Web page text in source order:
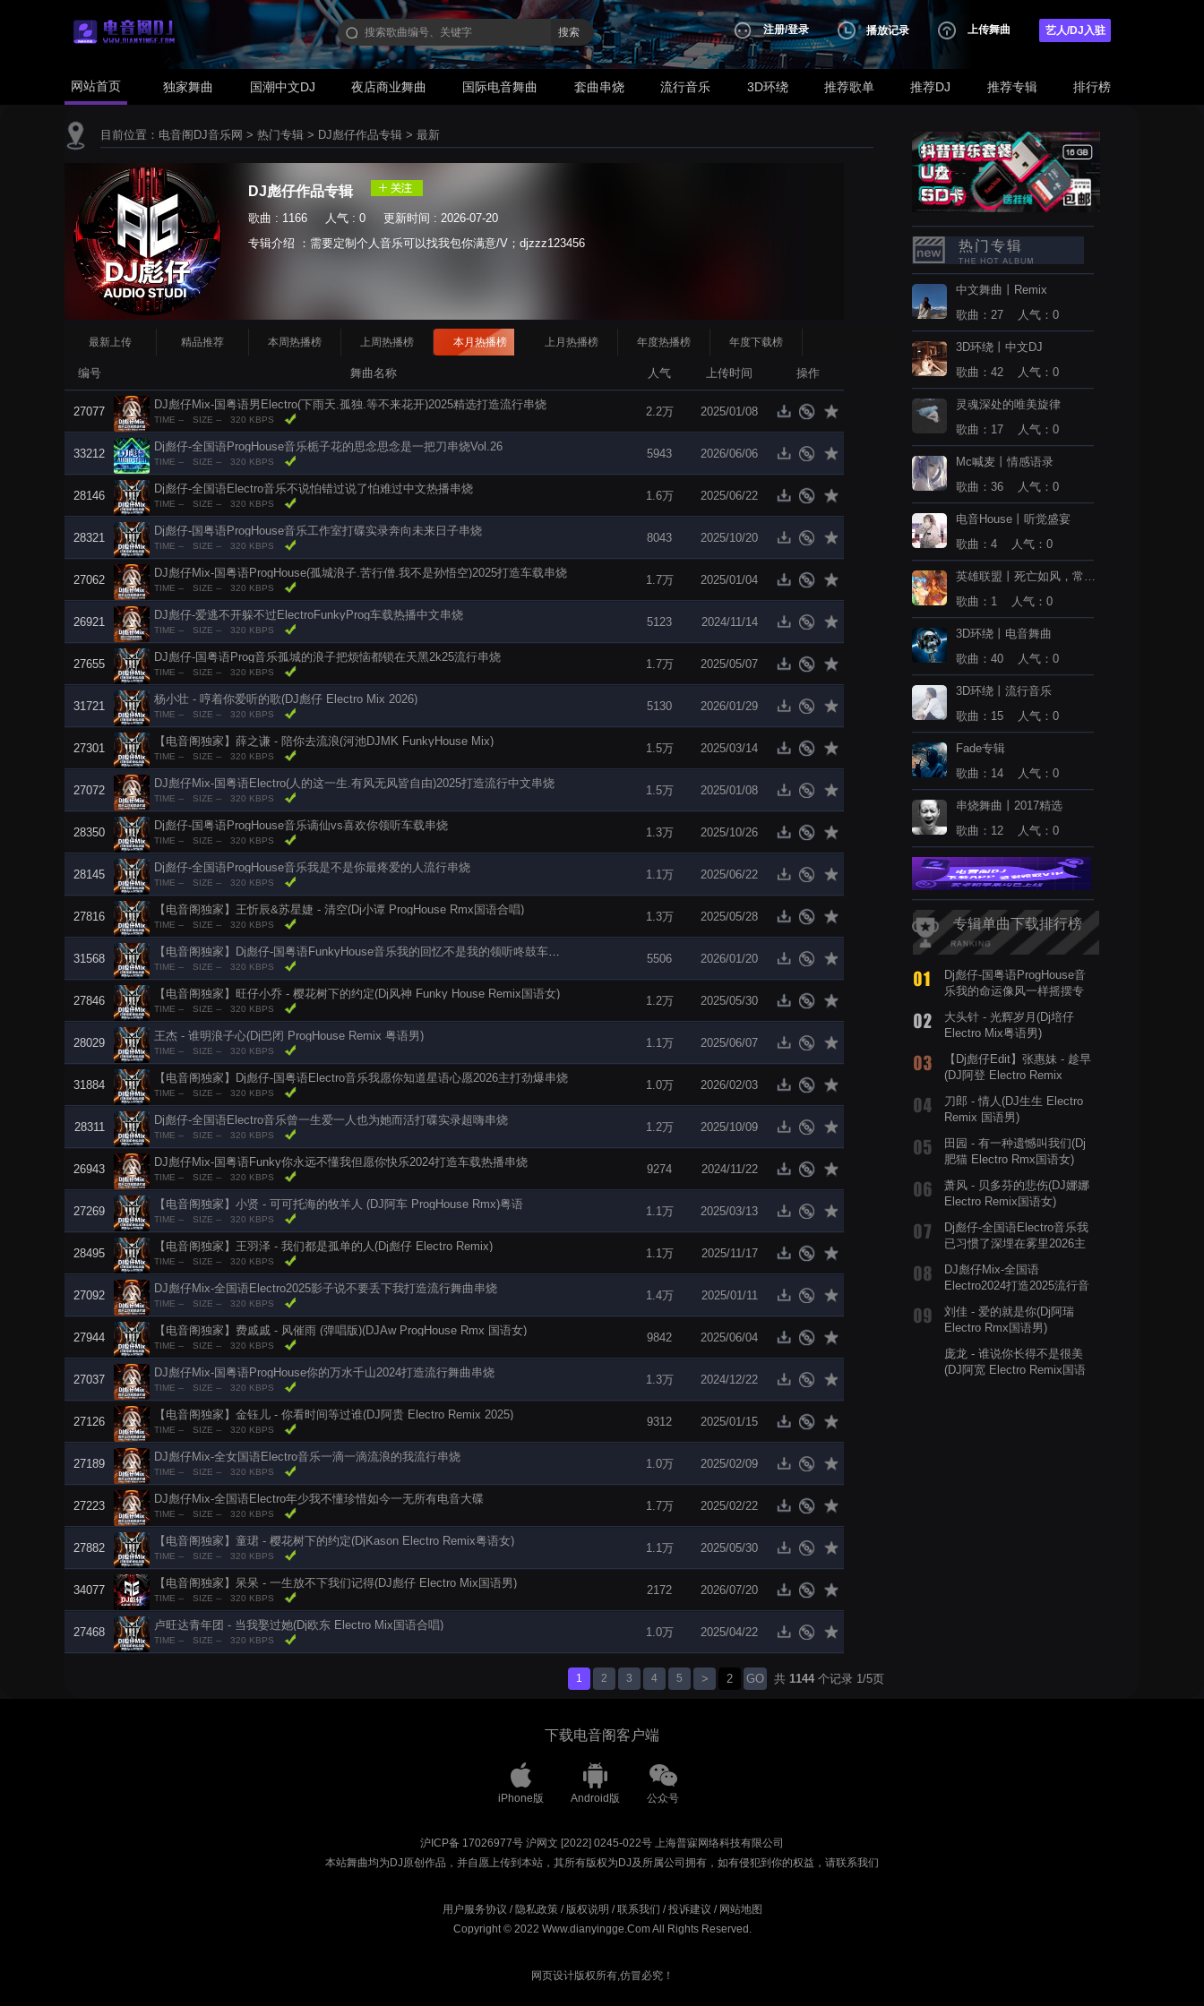
搜索 注册/登录 播放记录 上传舞曲 艺人/DJ入驻
网站首页 独家舞曲 国潮中文DJ 夜店商业舞曲 国际电音舞曲 套曲串烧 流行音乐 3D环绕 推荐歌单 推荐DJ 推荐专辑 排行榜
目前位置： 电音阁DJ音乐网 > 热门专辑 > DJ彪仔作品专辑 > 最新
DJ彪仔作品专辑
歌曲 : 1166 人气 : 0 更新时间 : 2026-07-20
专辑介绍 ：需要定制个人音乐可以找我包你满意/V；djzzz123456
最新上传 精品推荐 本周热播榜 上周热播榜 本月热播榜 上月热播榜 年度热播榜 年度下载榜
编号 舞曲名称 人气 上传时间 操作
27077
DJ彪仔Mix-国粤语男Electro(下雨天.孤独.等不来花开)2025精选打造流行串烧
TIME -- SIZE -- 320 KBPS
2.2万 2025/01/08
33212
Dj彪仔-全国语ProgHouse音乐栀子花的思念思念是一把刀串烧Vol.26
TIME -- SIZE -- 320 KBPS
5943 2026/06/06
28146
Dj彪仔-全国语Electro音乐不说怕错过说了怕难过中文热播串烧
TIME -- SIZE -- 320 KBPS
1.6万 2025/06/22
28321
Dj彪仔-国粤语ProgHouse音乐工作室打碟实录奔向未来日子串烧
TIME -- SIZE -- 320 KBPS
8043 2025/10/20
27062
DJ彪仔Mix-国粤语ProgHouse(孤城浪子.苦行僧.我不是孙悟空)2025打造车载串烧
TIME -- SIZE -- 320 KBPS
1.7万 2025/01/04
26921
DJ彪仔-爱逃不开躲不过ElectroFunkyProg车载热播中文串烧
TIME -- SIZE -- 320 KBPS
5123 2024/11/14
27655
DJ彪仔-国粤语Prog音乐孤城的浪子把烦恼都锁在天黑2k25流行串烧
TIME -- SIZE -- 320 KBPS
1.7万 2025/05/07
31721
杨小壮 - 哼着你爱听的歌(DJ彪仔 Electro Mix 2026)
TIME -- SIZE -- 320 KBPS
5130 2026/01/29
27301
【电音阁独家】薛之谦 - 陪你去流浪(河池DJMK FunkyHouse Mix)
TIME -- SIZE -- 320 KBPS
1.5万 2025/03/14
27072
DJ彪仔Mix-国粤语Electro(人的这一生.有风无风皆自由)2025打造流行中文串烧
TIME -- SIZE -- 320 KBPS
1.5万 2025/01/08
28350
Dj彪仔-国粤语ProgHouse音乐谪仙vs喜欢你领听车载串烧
TIME -- SIZE -- 320 KBPS
1.3万 2025/10/26
28145
Dj彪仔-全国语ProgHouse音乐我是不是你最疼爱的人流行串烧
TIME -- SIZE -- 320 KBPS
1.1万 2025/06/22
27816
【电音阁独家】王忻辰&苏星婕 - 清空(Dj小谭 ProgHouse Rmx国语合唱)
TIME -- SIZE -- 320 KBPS
1.3万 2025/05/28
31568
【电音阁独家】Dj彪仔-国粤语FunkyHouse音乐我的回忆不是我的领听咚鼓车载串烧
TIME -- SIZE -- 320 KBPS
5506 2026/01/20
27846
【电音阁独家】旺仔小乔 - 樱花树下的约定(Dj风神 Funky House Remix国语女)
TIME -- SIZE -- 320 KBPS
1.2万 2025/05/30
28029
王杰 - 谁明浪子心(Dj巴闭 ProgHouse Remix 粤语男)
TIME -- SIZE -- 320 KBPS
1.1万 2025/06/07
31884
【电音阁独家】Dj彪仔-国粤语Electro音乐我愿你知道星语心愿2026主打劲爆串烧
TIME -- SIZE -- 320 KBPS
1.0万 2026/02/03
28311
Dj彪仔-全国语Electro音乐曾一生爱一人也为她而活打碟实录超嗨串烧
TIME -- SIZE -- 320 KBPS
1.2万 2025/10/09
26943
DJ彪仔Mix-国粤语Funky你永远不懂我但愿你快乐2024打造车载热播串烧
TIME -- SIZE -- 320 KBPS
9274 2024/11/22
27269
【电音阁独家】小贤 - 可可托海的牧羊人 (DJ阿车 ProgHouse Rmx)粤语
TIME -- SIZE -- 320 KBPS
1.1万 2025/03/13
28495
【电音阁独家】王羽泽 - 我们都是孤单的人(Dj彪仔 Electro Remix)
TIME -- SIZE -- 320 KBPS
1.1万 2025/11/17
27092
DJ彪仔Mix-全国语Electro2025影子说不要丢下我打造流行舞曲串烧
TIME -- SIZE -- 320 KBPS
1.4万 2025/01/11
27944
【电音阁独家】费戚戚 - 风催雨 (弹唱版)(DJAw ProgHouse Rmx 国语女)
TIME -- SIZE -- 320 KBPS
9842 2025/06/04
27037
DJ彪仔Mix-国粤语ProgHouse你的万水千山2024打造流行舞曲串烧
TIME -- SIZE -- 320 KBPS
1.3万 2024/12/22
27126
【电音阁独家】金钰儿 - 你看时间等过谁(DJ阿贵 Electro Remix 2025)
TIME -- SIZE -- 320 KBPS
9312 2025/01/15
27189
DJ彪仔Mix-全女国语Electro音乐一滴一滴流浪的我流行串烧
TIME -- SIZE -- 320 KBPS
1.0万 2025/02/09
27223
DJ彪仔Mix-全国语Electro年少我不懂珍惜如今一无所有电音大碟
TIME -- SIZE -- 320 KBPS
1.7万 2025/02/22
27882
【电音阁独家】童珺 - 樱花树下的约定(DjKason Electro Remix粤语女)
TIME -- SIZE -- 320 KBPS
1.1万 2025/05/30
34077
【电音阁独家】呆呆 - 一生放不下我们记得(DJ彪仔 Electro Mix国语男)
TIME -- SIZE -- 320 KBPS
2172 2026/07/20
27468
卢旺达青年团 - 当我娶过她(Dj欧东 Electro Mix国语合唱)
TIME -- SIZE -- 320 KBPS
1.0万 2025/04/22
1 2 3 4 5 > GO 共 1144 个记录 1/5页
热门专辑
中文舞曲丨Remix
歌曲：27 人气：0
3D环绕丨中文DJ
歌曲：42 人气：0
灵魂深处的唯美旋律
歌曲：17 人气：0
Mc喊麦丨情感语录
歌曲：36 人气：0
电音House丨听觉盛宴
歌曲：4 人气：0
英雄联盟丨死亡如风，常伴
歌曲：1 人气：0
3D环绕丨电音舞曲
歌曲：40 人气：0
3D环绕丨流行音乐
歌曲：15 人气：0
Fade专辑
歌曲：14 人气：0
串烧舞曲丨2017精选
歌曲：12 人气：0
专辑单曲下载排行榜
Dj彪仔-国粤语ProgHouse音
乐我的命运像风一样摇摆专
大头针 - 光辉岁月(Dj培仔
Electro Mix粤语男)
【Dj彪仔Edit】张惠妹 - 趁早
(DJ阿登 Electro Remix
刀郎 - 情人(DJ生生 Electro
Remix 国语男)
田园 - 有一种遗憾叫我们(Dj
肥猫 Electro Rmx国语女)
萧风 - 贝多芬的悲伤(DJ娜娜
Electro Remix国语女)
Dj彪仔-全国语Electro音乐我
已习惯了深埋在雾里2026主
DJ彪仔Mix-全国语
Electro2024打造2025流行音
刘佳 - 爱的就是你(Dj阿瑞
Electro Rmx国语男)
庞龙 - 谁说你长得不是很美
(DJ阿宽 Electro Remix国语
下载电音阁客户端
iPhone版 Android版 公众号
沪ICP备 17026977号 沪网文 [2022] 0245-022号 上海普寐网络科技有限公司
本站舞曲均为DJ原创作品，并自愿上传到本站，其所有版权为DJ及所属公司拥有，如有侵犯到你的权益，请联系我们
用户服务协议 / 隐私政策/ 版权说明 /联系我们 /投诉建议 / 网站地图
Copyright © 2022 Www.dianyingge.Com All Rights Reserved.
网页设计版权所有,仿冒必究！